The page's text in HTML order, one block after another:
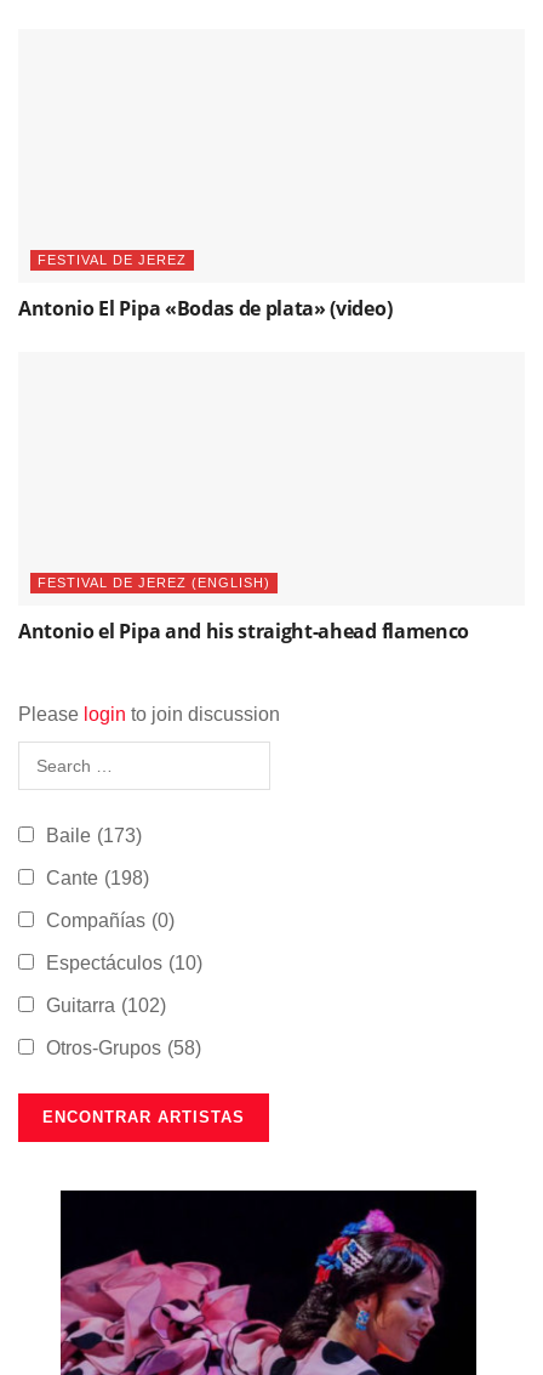
FESTIVAL DE JEREZ
Antonio El Pipa «Bodas de plata» (video)
FESTIVAL DE JEREZ (ENGLISH)
Antonio el Pipa and his straight-ahead flamenco
Please login to join discussion
Baile (173)
Cante (198)
Compañías (0)
Espectáculos (10)
Guitarra (102)
Otros-Grupos (58)